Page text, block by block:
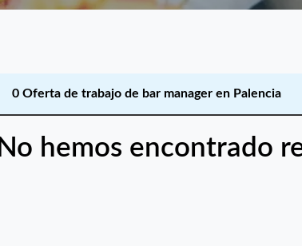
0 Oferta de trabajo de bar manager en Palencia
No hemos encontrado